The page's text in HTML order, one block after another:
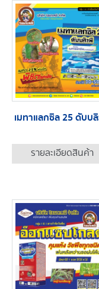
เมทาแลกซิล 25 ดับบ
รายละเอียดสินค้า